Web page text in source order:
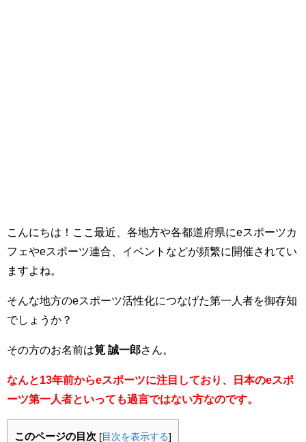
こんにちは！ここ最近、各地方や各都道府県にeスポーツカ
フェやeスポーツ連合、イベントなどが頻繁に開催されてい
ますよね。
そんな地方のeスポーツ活性化につなげた第一人者を御存知
でしょうか？
その方のお名前は筧 誠一郎さん。
なんと13年前からeスポーツに注目しており、日本のeスポ
ーツ第一人者といっても過言ではない方なのです。
このページの目次 [ 目次を表示する]